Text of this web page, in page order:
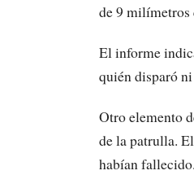
de 9 milímetros
El informe
quién disparó
Otro elemento
de la patrulla.
habían fallecido.